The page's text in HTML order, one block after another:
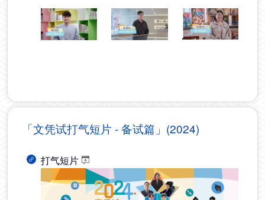
「文凭试打气短片 - 备试篇」(2024)
打气短片